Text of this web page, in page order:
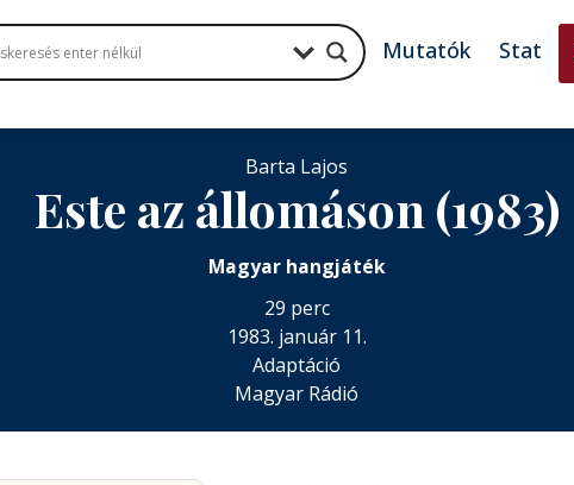
Mutatók Stat
Barta Lajos
Este az állomáson (1983)
Magyar hangjáték
29 perc
1983. január 11.
Adaptáció
Magyar Rádió